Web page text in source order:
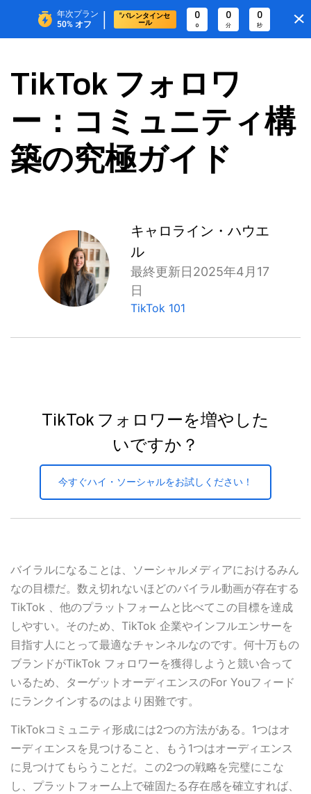
年次プラン
50% オフ |
"バレンタインセ
ール
0
0
0
分
0
秒
TikTok フォロワ
ー：コミュニティ構
築の究極ガイド
キャロライン・ハウエ
ル
最終更新日2025年4月17
日
TikTok 101
TikTok フォロワーを増やした
いですか？
今すぐハイ・ソーシャルをお試しください！
バイラルになることは、ソーシャルメディアにおけるみん
なの目標だ。数え切れないほどのバイラル動画が存在する
TikTok 、他のプラットフォームと比べてこの目標を達成
しやすい。そのため、TikTok 企業やインフルエンサーを
目指す人にとって最適なチャンネルなのです。何十万もの
ブランドがTikTok フォロワーを獲得しようと競い合って
いるため、ターゲットオーディエンスのFor Youフィード
にランクインするのはより困難です。
TikTokコミュニティ形成には2つの方法がある。1つはオ
ーディエンスを見つけること、もう1つはオーディエンス
に見つけてもらうことだ。この2つの戦略を完璧にこな
し、プラットフォーム上で確固たる存在感を確立すれば、